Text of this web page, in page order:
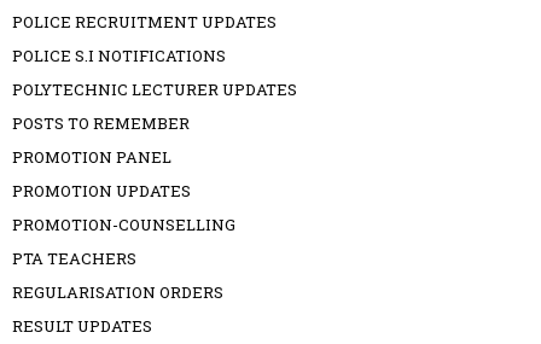
POLICE RECRUITMENT UPDATES
POLICE S.I NOTIFICATIONS
POLYTECHNIC LECTURER UPDATES
POSTS TO REMEMBER
PROMOTION PANEL
PROMOTION UPDATES
PROMOTION-COUNSELLING
PTA TEACHERS
REGULARISATION ORDERS
RESULT UPDATES